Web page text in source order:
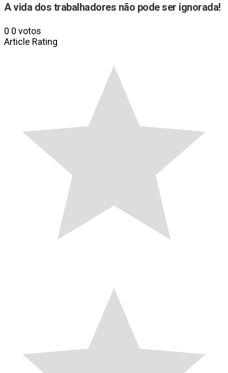
A vida dos trabalhadores não pode ser ignorada!
0 0 votos
Article Rating